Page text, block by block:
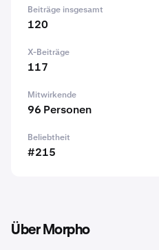
Beiträge insgesamt
120
X-Beiträge
117
Mitwirkende
96 Personen
Beliebtheit
#215
Über Morpho